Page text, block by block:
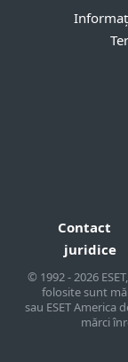
Contact
juridice
© 1992 - 2026
folosite sunt
sau ESET America
mărci